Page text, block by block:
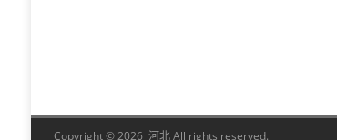
Copyright © 2026 河北 All rights reserved.